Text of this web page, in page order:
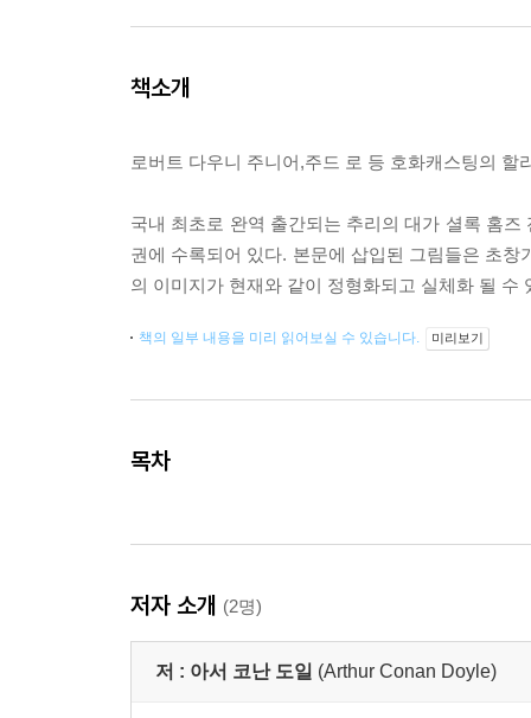
책소개
로버트 다우니 주니어,주드 로 등 호화캐스팅의 할
국내 최초로 완역 출간되는 추리의 대가 셜록 홈
권에 수록되어 있다. 본문에 삽입된 그림들은 초
의 이미지가 현재와 같이 정형화되고 실체화 될
책의 일부 내용을 미리 읽어보실 수 있습니다. 미리보기
목차
저자 소개 (2명)
저 : 아서 코난 도일 (Arthur Conan Doyle)